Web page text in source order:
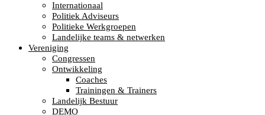
Internationaal
Politiek Adviseurs
Politieke Werkgroepen
Landelijke teams & netwerken
Vereniging
Congressen
Ontwikkeling
Coaches
Trainingen & Trainers
Landelijk Bestuur
DEMO